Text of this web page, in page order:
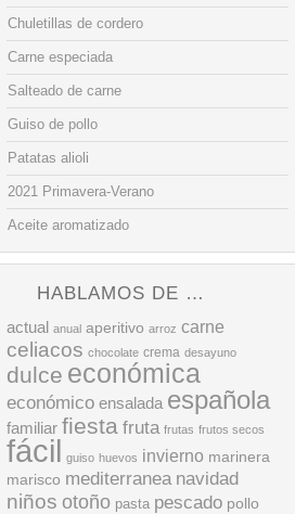
Chuletillas de cordero
Carne especiada
Salteado de carne
Guiso de pollo
Patatas alioli
2021 Primavera-Verano
Aceite aromatizado
HABLAMOS DE …
actual anual aperitivo arroz carne
celiacos chocolate crema desayuno
dulce económica
económico ensalada española
familiar fiesta fruta frutas frutos secos
fácil guiso huevos invierno marinera
marisco mediterranea navidad
niños otoño pasta pescado pollo